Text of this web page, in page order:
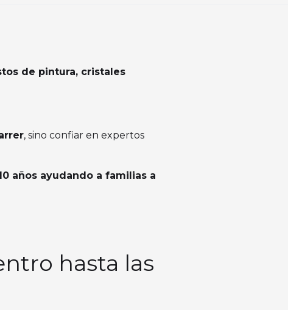
de pintura, cristales
, sino confiar en expertos
años ayudando a familias a
hasta las